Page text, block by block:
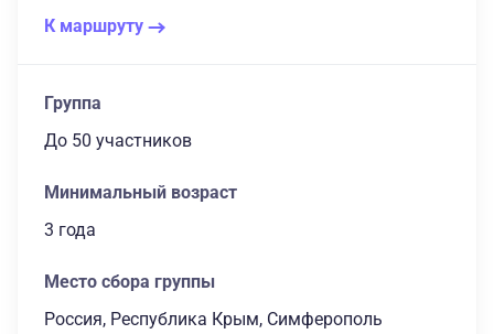
К маршруту
Группа
до 50 участников
Минимальный возраст
3 года
Место сбора группы
Россия, Республика Крым, Симферополь